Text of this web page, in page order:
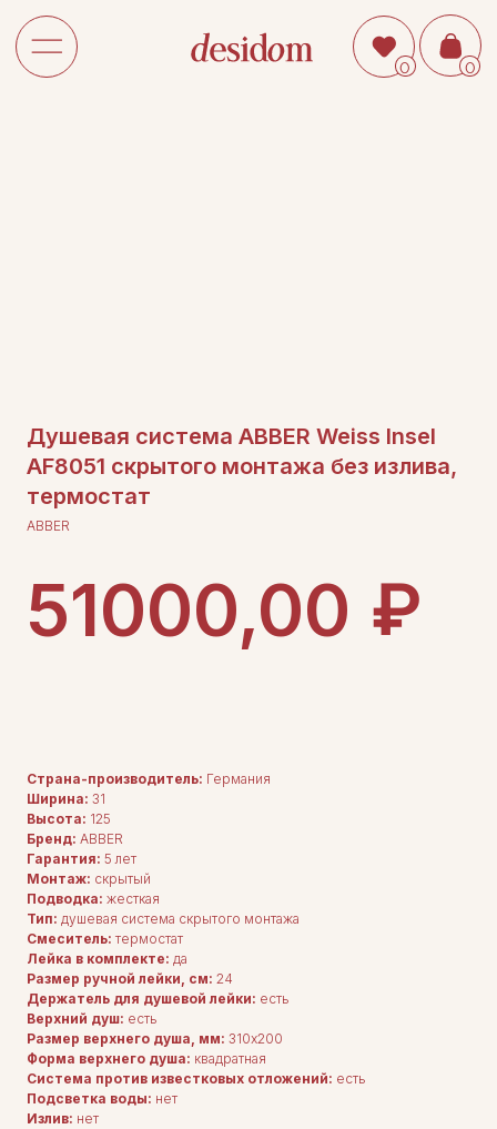
0
Душевая система ABBER Weiss Insel
AF8051 скрытого монтажа без излива,
термостат
ABBER
51000,00 ₽
Страна-производитель: Германия
Ширина: 31
Высота: 125
Бренд: ABBER
Гарантия: 5 лет
Монтаж: скрытый
Подводка: жесткая
Тип: душевая система скрытого монтажа
Смеситель: термостат
Лейка в комплекте: да
Размер ручной лейки, см: 24
Держатель для душевой лейки: есть
Верхний душ: есть
Размер верхнего душа, мм: 310х200
Форма верхнего душа: квадратная
Система против известковых отложений: есть
Подсветка воды: нет
Излив: нет
Комплектация
Каталог